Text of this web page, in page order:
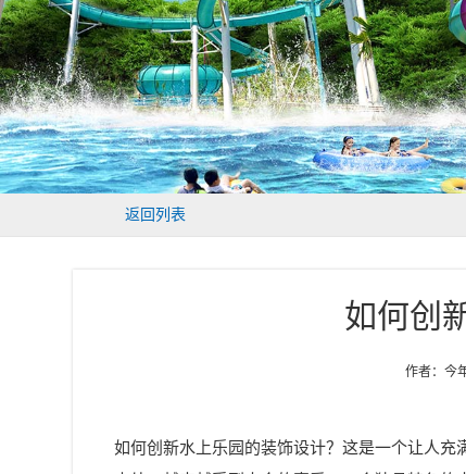
返回列表
如何创
作者：今
如何创新水上乐园的装饰设计？这是一个让人